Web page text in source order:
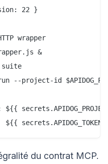
22 }
wrapper
&
--project-id
${{
du contrat MCP.